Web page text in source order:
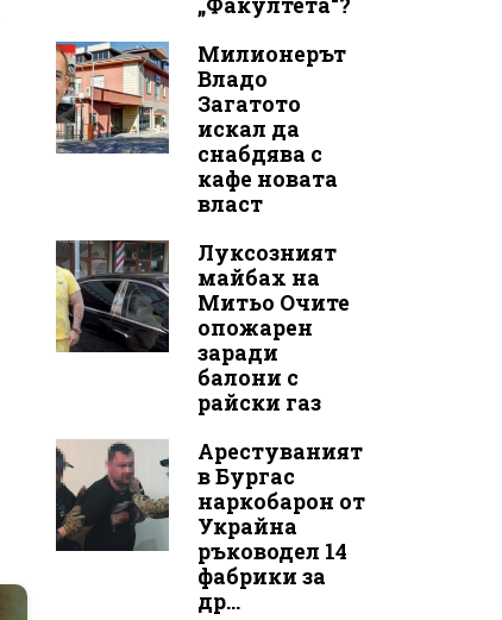
Милионерът
Владо
Загатото
искал да
снабдява с
кафе новата
власт
Луксозният
майбах на
Митьо Очите
опожарен
заради
балони с
райски газ
Арестуваният
в Бургас
наркобарон от
Украйна
ръководел 14
фабрики за
др...